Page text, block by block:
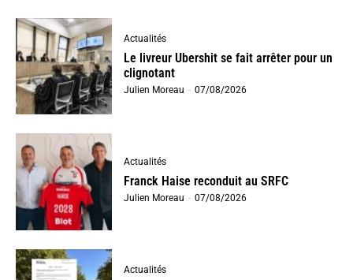
Actualités
Le livreur Ubershit se fait arrêter pour un
clignotant
Julien Moreau - 07/08/2026
Actualités
Franck Haise reconduit au SRFC
Julien Moreau - 07/08/2026
Actualités